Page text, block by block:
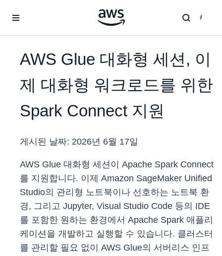
AWS Glue 대화형 세션, 이
제 대화형 워크로드를 위한
Spark Connect 지원
게시된 날짜: 2026년 6월 17일
AWS Glue 대화형 세션이 Apache Spark Connect
를 지원합니다. 이제 Amazon SageMaker Unified
Studio의 관리형 노트북이나 선호하는 노트북 환
경, 그리고 Jupyter, Visual Studio Code 등의 IDE
를 포함한 원하는 환경에서 Apache Spark 애플리
케이션을 개발하고 실행할 수 있습니다. 클러스터
를 관리할 필요 없이 AWS Glue의 서버리스 인프